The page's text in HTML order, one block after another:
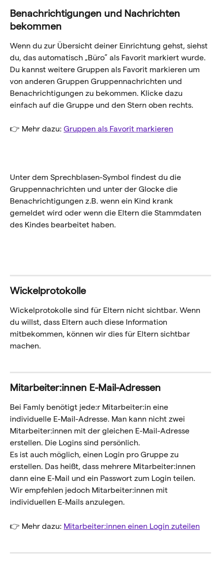
Benachrichtigungen und Nachrichten
bekommen
Wenn du zur Übersicht deiner Einrichtung gehst, siehst
du, das automatisch „Büro” als Favorit markiert wurde.
Du kannst weitere Gruppen als Favorit markieren um
von anderen Gruppen Gruppennachrichten und
Benachrichtigungen zu bekommen. Klicke dazu
einfach auf die Gruppe und den Stern oben rechts.
👉 Mehr dazu: Gruppen als Favorit markieren
Unter dem Sprechblasen-Symbol findest du die
Gruppennachrichten und unter der Glocke die
Benachrichtigungen z.B. wenn ein Kind krank
gemeldet wird oder wenn die Eltern die Stammdaten
des Kindes bearbeitet haben.
Wickelprotokolle
Wickelprotokolle sind für Eltern nicht sichtbar. Wenn
du willst, dass Eltern auch diese Information
mitbekommen, können wir dies für Eltern sichtbar
machen.
Mitarbeiter:innen E-Mail-Adressen
Bei Famly benötigt jede:r Mitarbeiter:in eine
individuelle E-Mail-Adresse. Man kann nicht zwei
Mitarbeiter:innen mit der gleichen E-Mail-Adresse
erstellen. Die Logins sind persönlich.
Es ist auch möglich, einen Login pro Gruppe zu
erstellen. Das heißt, dass mehrere Mitarbeiter:innen
dann eine E-Mail und ein Passwort zum Login teilen.
Wir empfehlen jedoch Mitarbeiter:innen mit
individuellen E-Mails anzulegen.
👉 Mehr dazu: Mitarbeiter:innen einen Login zuteilen